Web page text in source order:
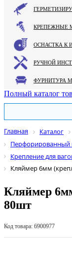
Полный каталог
Главная Каталог
Перфорированный
Крепление для
Кляймер 6мм
Кляймер
80шт
Код товара: 6900977